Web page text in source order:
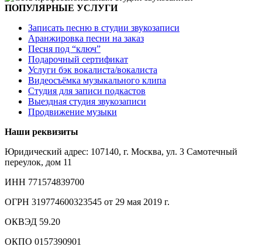
ПОПУЛЯРНЫЕ УСЛУГИ
Записать песню в студии звукозаписи
Аранжировка песни на заказ
Песня под “ключ”
Подарочный сертификат
Услуги бэк вокалиста/вокалиста
Видеосъёмка музыкального клипа
Студия для записи подкастов
Выездная студия звукозаписи
Продвижение музыки
Наши реквизиты
Юридический адрес: 107140, г. Москва, ул. 3 Самотечный
переулок, дом 11
ИНН 771574839700
ОГРН 319774600323545 от 29 мая 2019 г.
ОКВЭД 59.20
ОКПО 0157390901